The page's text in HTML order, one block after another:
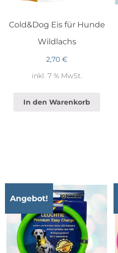
Cold&Dog Eis für Hunde
Wildlachs
2,70 €
inkl. 7 % MwSt.
In den Warenkorb
Angebot!